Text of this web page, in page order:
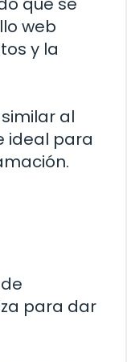
web
y la
al
ideal para
para dar